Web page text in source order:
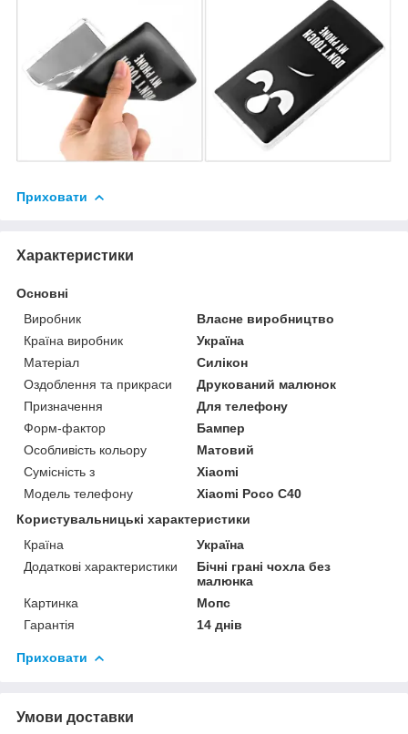
Приховати
Характеристики
Основні
Виробник
Власне виробництво
Країна виробник
Україна
Матеріал
Силікон
Оздоблення та прикраси
Друкований малюнок
Призначення
Для телефону
Форм-фактор
Бампер
Особливість кольору
Матовий
Сумісність з
Xiaomi
Модель телефону
Xiaomi Poco C40
Користувальницькі характеристики
Країна
Україна
Додаткові характеристики
Бічні грані чохла без
малюнка
Картинка
Мопс
Гарантія
14 днів
Приховати
Умови доставки